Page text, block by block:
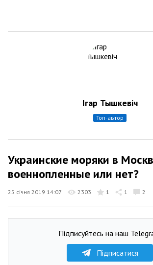
Ігар Тышкевіч
топ-автор
Украинские моряки в
военнопленные или нет?
25 січня 2019 14:07 2303 1 1 2
Підписуйтесь на наш
Підписатися